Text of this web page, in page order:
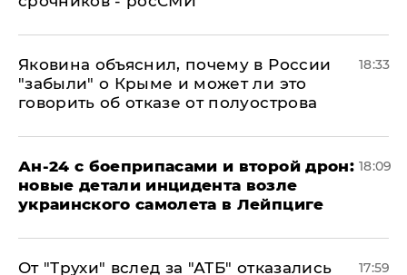
Яковина объяснил, почему в России
"забыли" о Крыме и может ли это
говорить об отказе от полуострова
18:33
Ан-24 с боеприпасами и второй дрон:
новые детали инцидента возле
украинского самолета в Лейпциге
18:09
От "Трухи" вслед за "АТБ" отказались 17:59